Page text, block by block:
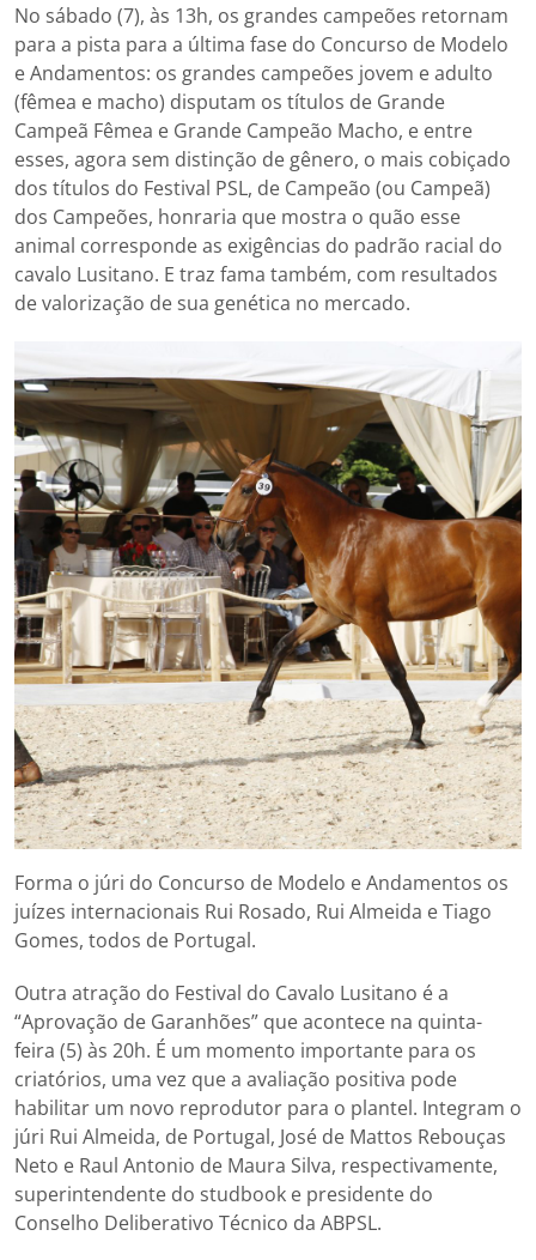
No sábado (7), às 13h, os grandes campeões retornam
para a pista para a última fase do Concurso de Modelo
e Andamentos: os grandes campeões jovem e adulto
(fêmea e macho) disputam os títulos de Grande
Campeã Fêmea e Grande Campeão Macho, e entre
esses, agora sem distinção de gênero, o mais cobiçado
dos títulos do Festival PSL, de Campeão (ou Campeã)
dos Campeões, honraria que mostra o quão esse
animal corresponde as exigências do padrão racial do
cavalo Lusitano. E traz fama também, com resultados
de valorização de sua genética no mercado.
Forma o júri do Concurso de Modelo e Andamentos os
juízes internacionais Rui Rosado, Rui Almeida e Tiago
Gomes, todos de Portugal.
Outra atração do Festival do Cavalo Lusitano é a
“Aprovação de Garanhões” que acontece na quinta-
feira (5) às 20h. É um momento importante para os
criatórios, uma vez que a avaliação positiva pode
habilitar um novo reprodutor para o plantel. Integram o
júri Rui Almeida, de Portugal, José de Mattos Rebouças
Neto e Raul Antonio de Maura Silva, respectivamente,
superintendente do studbook e presidente do
Conselho Deliberativo Técnico da ABPSL.